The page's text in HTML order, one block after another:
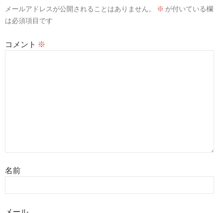
メールアドレスが公開されることはありません。 ※ が付いている欄
は必須項目です
コメント ※
名前